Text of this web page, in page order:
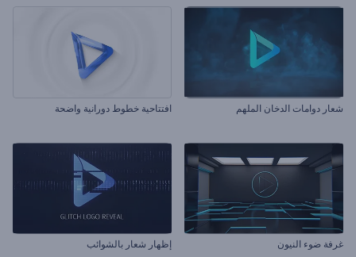
شعار دوامات الدخان الملهم افتتاحية خطوط دورانية واضحة
غرفة ضوء النيون إظهار شعار بالشوائب